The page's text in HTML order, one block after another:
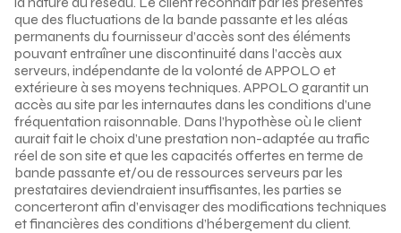
que des fluctuations de la bande passante et les aléas
permanents du fournisseur d’accès sont des éléments
pouvant entraîner une discontinuité dans l’accès aux
serveurs, indépendante de la volonté de APPOLO et
extérieure à ses moyens techniques. APPOLO garantit un
accès au site par les internautes dans les conditions d’une
fréquentation raisonnable. Dans l’hypothèse où le client
aurait fait le choix d’une prestation non-adaptée au trafic
réel de son site et que les capacités offertes en terme de
bande passante et/ou de ressources serveurs par les
prestataires deviendraient insuffisantes, les parties se
concerteront afin d’envisager des modifications techniques
et financières des conditions d’hébergement du client.